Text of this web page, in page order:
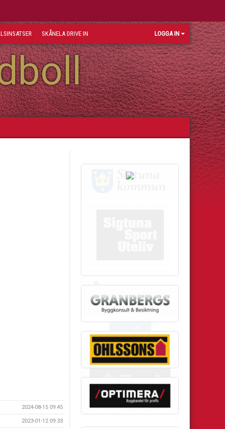
SKÅNELA DRIVE IN LOGGA IN
2024-08-15 09:45
2023-01-12 09:33